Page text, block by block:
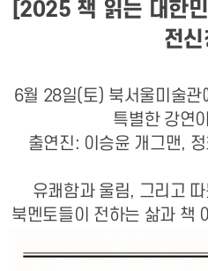
[2025 책 읽는 대한
전신
6월 28일(토) 북서울미술관
특별한 강연
출연진: 이승윤 개그맨,
유쾌함과 울림, 그리고
북멘토들이 전하는 삶과 책